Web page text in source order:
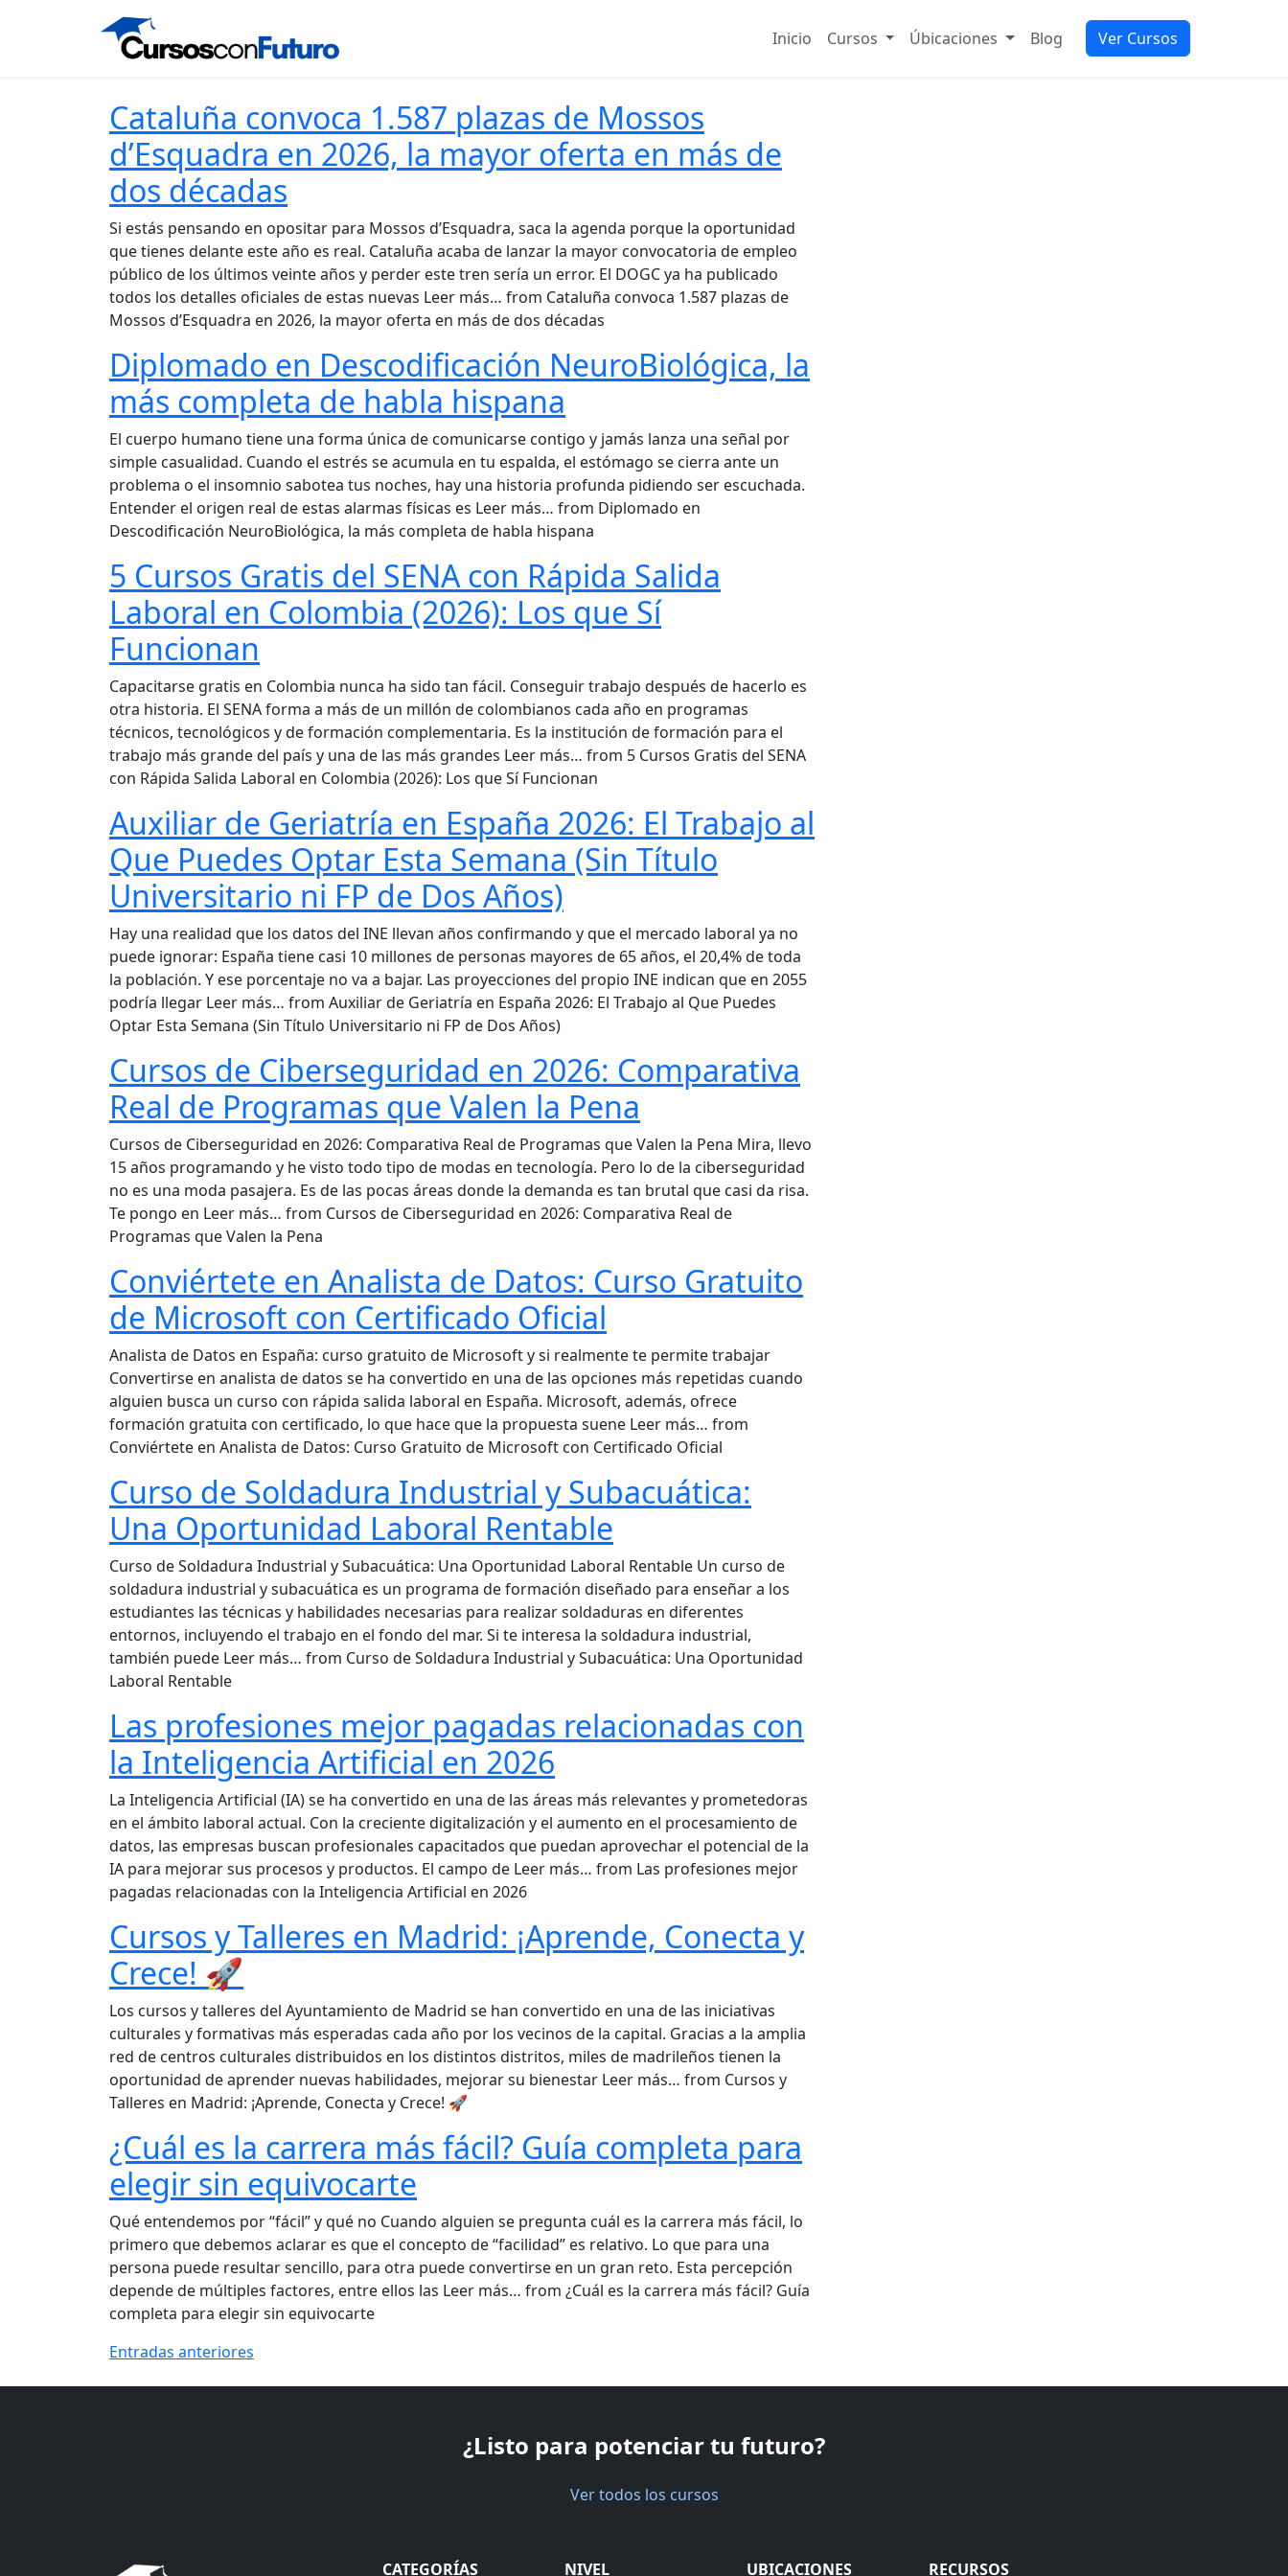
Inicio Cursos Úbicaciones Blog Ver Cursos
Cataluña convoca 1.587 plazas de Mossos
d’Esquadra en 2026, la mayor oferta en más de
dos décadas
Si estás pensando en opositar para Mossos d’Esquadra, saca la agenda porque la oportunidad
que tienes delante este año es real. Cataluña acaba de lanzar la mayor convocatoria de empleo
público de los últimos veinte años y perder este tren sería un error. El DOGC ya ha publicado
todos los detalles oficiales de estas nuevas Leer más… from Cataluña convoca 1.587 plazas de
Mossos d’Esquadra en 2026, la mayor oferta en más de dos décadas
Diplomado en Descodificación NeuroBiológica, la
más completa de habla hispana
El cuerpo humano tiene una forma única de comunicarse contigo y jamás lanza una señal por
simple casualidad. Cuando el estrés se acumula en tu espalda, el estómago se cierra ante un
problema o el insomnio sabotea tus noches, hay una historia profunda pidiendo ser escuchada.
Entender el origen real de estas alarmas físicas es Leer más… from Diplomado en
Descodificación NeuroBiológica, la más completa de habla hispana
5 Cursos Gratis del SENA con Rápida Salida
Laboral en Colombia (2026): Los que Sí
Funcionan
Capacitarse gratis en Colombia nunca ha sido tan fácil. Conseguir trabajo después de hacerlo es
otra historia. El SENA forma a más de un millón de colombianos cada año en programas
técnicos, tecnológicos y de formación complementaria. Es la institución de formación para el
trabajo más grande del país y una de las más grandes Leer más… from 5 Cursos Gratis del SENA
con Rápida Salida Laboral en Colombia (2026): Los que Sí Funcionan
Auxiliar de Geriatría en España 2026: El Trabajo al
Que Puedes Optar Esta Semana (Sin Título
Universitario ni FP de Dos Años)
Hay una realidad que los datos del INE llevan años confirmando y que el mercado laboral ya no
puede ignorar: España tiene casi 10 millones de personas mayores de 65 años, el 20,4% de toda
la población. Y ese porcentaje no va a bajar. Las proyecciones del propio INE indican que en 2055
podría llegar Leer más… from Auxiliar de Geriatría en España 2026: El Trabajo al Que Puedes
Optar Esta Semana (Sin Título Universitario ni FP de Dos Años)
Cursos de Ciberseguridad en 2026: Comparativa
Real de Programas que Valen la Pena
Cursos de Ciberseguridad en 2026: Comparativa Real de Programas que Valen la Pena Mira, llevo
15 años programando y he visto todo tipo de modas en tecnología. Pero lo de la ciberseguridad
no es una moda pasajera. Es de las pocas áreas donde la demanda es tan brutal que casi da risa.
Te pongo en Leer más… from Cursos de Ciberseguridad en 2026: Comparativa Real de
Programas que Valen la Pena
Conviértete en Analista de Datos: Curso Gratuito
de Microsoft con Certificado Oficial
Analista de Datos en España: curso gratuito de Microsoft y si realmente te permite trabajar
Convertirse en analista de datos se ha convertido en una de las opciones más repetidas cuando
alguien busca un curso con rápida salida laboral en España. Microsoft, además, ofrece
formación gratuita con certificado, lo que hace que la propuesta suene Leer más… from
Conviértete en Analista de Datos: Curso Gratuito de Microsoft con Certificado Oficial
Curso de Soldadura Industrial y Subacuática:
Una Oportunidad Laboral Rentable
Curso de Soldadura Industrial y Subacuática: Una Oportunidad Laboral Rentable Un curso de
soldadura industrial y subacuática es un programa de formación diseñado para enseñar a los
estudiantes las técnicas y habilidades necesarias para realizar soldaduras en diferentes
entornos, incluyendo el trabajo en el fondo del mar. Si te interesa la soldadura industrial,
también puede Leer más… from Curso de Soldadura Industrial y Subacuática: Una Oportunidad
Laboral Rentable
Las profesiones mejor pagadas relacionadas con
la Inteligencia Artificial en 2026
La Inteligencia Artificial (IA) se ha convertido en una de las áreas más relevantes y prometedoras
en el ámbito laboral actual. Con la creciente digitalización y el aumento en el procesamiento de
datos, las empresas buscan profesionales capacitados que puedan aprovechar el potencial de la
IA para mejorar sus procesos y productos. El campo de Leer más… from Las profesiones mejor
pagadas relacionadas con la Inteligencia Artificial en 2026
Cursos y Talleres en Madrid: ¡Aprende, Conecta y
Crece! 🚀
Los cursos y talleres del Ayuntamiento de Madrid se han convertido en una de las iniciativas
culturales y formativas más esperadas cada año por los vecinos de la capital. Gracias a la amplia
red de centros culturales distribuidos en los distintos distritos, miles de madrileños tienen la
oportunidad de aprender nuevas habilidades, mejorar su bienestar Leer más… from Cursos y
Talleres en Madrid: ¡Aprende, Conecta y Crece! 🚀
¿Cuál es la carrera más fácil? Guía completa para
elegir sin equivocarte
Qué entendemos por “fácil” y qué no Cuando alguien se pregunta cuál es la carrera más fácil, lo
primero que debemos aclarar es que el concepto de “facilidad” es relativo. Lo que para una
persona puede resultar sencillo, para otra puede convertirse en un gran reto. Esta percepción
depende de múltiples factores, entre ellos las Leer más… from ¿Cuál es la carrera más fácil? Guía
completa para elegir sin equivocarte
Navegación de entradas
Entradas anteriores
¿Listo para potenciar tu futuro?
Ver todos los cursos
CATEGORÍAS NIVEL UBICACIONES RECURSOS